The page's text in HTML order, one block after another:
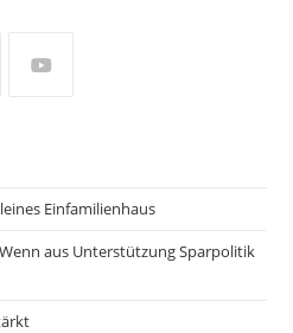
new
Einfamilienhaus
aus Unterstützung Sparpolitik